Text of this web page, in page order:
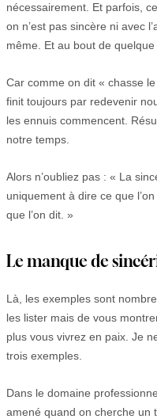
nécessairement. Et parfois,
on n’est pas sincère ni avec
même. Et au bout de
Car comme on dit « chasse
finit toujours par redevenir
les ennuis commencent.
notre temps.
Alors n’oubliez pas : « La
uniquement à dire ce que
que l’on dit. »
Le manque de
Là, les exemples sont
les lister mais de vous
plus vous vivrez en paix. Je
trois exemples.
Dans le domaine
amené quand on cherche un